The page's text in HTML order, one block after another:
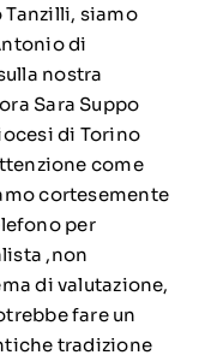
siamo
di
nostra
Sara Suppo
di Torino
come
cortesemente
per
,non
di valutazione,
fare un
tradizione